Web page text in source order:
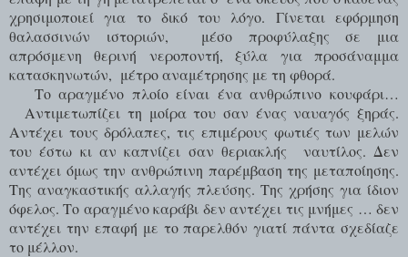
χρησιμοποιεί για το δικό του λόγο. Γίνεται εφόρμηση
θαλασσινών ιστοριών,
μέσο προφύλαξης σε μια
απρόσμενη θερινή νεροποντή, ξύλα για προσάναμμα
κατασκηνωτών, μέτρο αναμέτρησης με τη φθορά.
Το αραγμένο πλοίο είναι ένα ανθρώπινο κουφάρι…
Αντιμετωπίζει τη μοίρα του σαν ένας ναυαγός ξηράς.
Αντέχει τους δρόλαπες, τις επιμέρους φωτιές των μελών
του έστω κι αν καπνίζει σαν θεριακλής
ναυτίλος. Δεν
αντέχει όμως την ανθρώπινη παρέμβαση της μεταποίησης.
Της αναγκαστικής αλλαγής πλεύσης. Της χρήσης για ίδιον
όφελος. Το αραγμένο καράβι δεν αντέχει τις μνήμες … δεν
αντέχει την επαφή με το παρελθόν γιατί πάντα σχεδίαζε
το μέλλον.